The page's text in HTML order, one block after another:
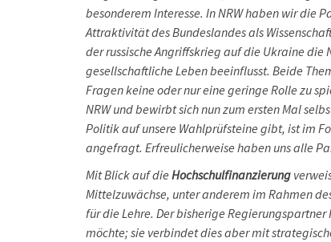
besonderem Interesse. In NRW haben wir die
Attraktivität des Bundeslandes als
der russische Angriffskrieg auf die Ukraine
gesellschaftliche Leben beeinflusst. Beide
Fragen keine oder nur eine geringe Rolle zu
NRW und bewirbt sich nun zum ersten Mal
Politik auf unsere Wahlprüfsteine gibt, ist im
angefragt. Erfreulicherweise haben uns alle
Mit Blick auf die Hochschulfinanzierung
Mittelzuwächse, unter anderem im Rahmen
für die Lehre. Der bisherige
möchte; sie verbindet dies aber mit